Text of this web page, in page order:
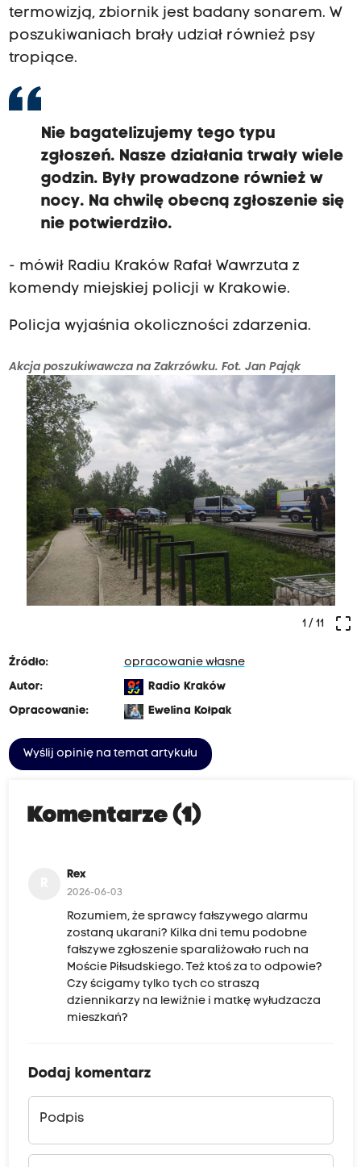
termowizją, zbiornik jest badany sonarem. W
poszukiwaniach brały udział również psy
tropiące.
Nie bagatelizujemy tego typu
zgłoszeń. Nasze działania trwały wiele
godzin. Były prowadzone również w
nocy. Na chwilę obecną zgłoszenie się
nie potwierdziło.
- mówił Radiu Kraków Rafał Wawrzuta z
komendy miejskiej policji w Krakowie.
Policja wyjaśnia okoliczności zdarzenia.
Akcja poszukiwawcza na Zakrzówku. Fot. Jan Pająk
crop_free
1/ 11
Źródło:
opracowanie własne
Autor:
Radio Kraków
Opracowanie:
Ewelina Kołpak
Wyślij opinię na temat artykułu
Komentarze (1)
Rex
2026-06-03
Rozumiem, że sprawcy fałszywego alarmu
zostaną ukarani? Kilka dni temu podobne
fałszywe zgłoszenie sparaliżowało ruch na
Moście Piłsudskiego. Też ktoś za to odpowie?
Czy ścigamy tylko tych co straszą
dziennikarzy na lewiźnie i matkę wyłudzacza
mieszkań?
Dodaj komentarz
Podpis